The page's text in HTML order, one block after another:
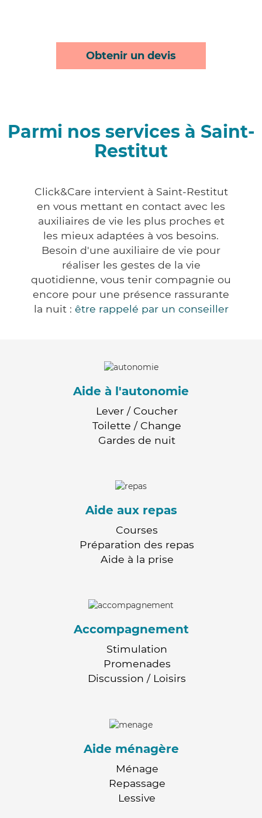
Obtenir un devis
Parmi nos services à Saint-
Restitut
Click&Care intervient à Saint-Restitut
en vous mettant en contact avec les
auxiliaires de vie les plus proches et
les mieux adaptées à vos besoins.
Besoin d'une auxiliaire de vie pour
réaliser les gestes de la vie
quotidienne, vous tenir compagnie ou
encore pour une présence rassurante
la nuit : être rappelé par un conseiller
Aide à l'autonomie
Lever / Coucher
Toilette / Change
Gardes de nuit
Aide aux repas
Courses
Préparation des repas
Aide à la prise
Accompagnement
Stimulation
Promenades
Discussion / Loisirs
Aide ménagère
Ménage
Repassage
Lessive